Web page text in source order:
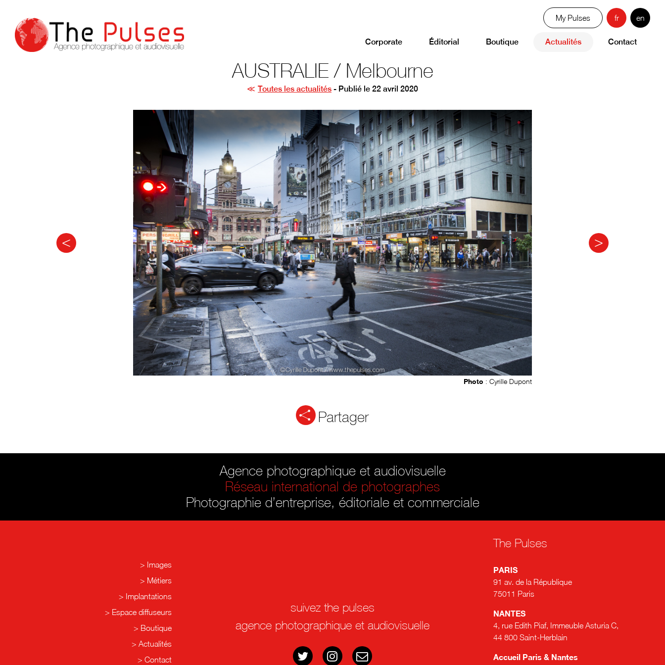
Corporate Éditorial Boutique Actualités Contact
My Pulses fr en
AUSTRALIE / Melbourne
Toutes les actualités - Publié le 22 avril 2020
Photo : Cyrille Dupont
Partager
Agence photographique et audiovisuelle
Réseau international de photographes
Photographie d’entreprise, éditoriale et commerciale
Images
Métiers
Implantations
Espace diffuseurs
Boutique
Actualités
Contact
suivez the pulses
agence photographique et audiovisuelle
The Pulses
PARIS
91 av. de la République
75011 Paris
NANTES
4, rue Edith Piaf, Immeuble Asturia C,
44 800 Saint-Herblain
Accueil Paris & Nantes